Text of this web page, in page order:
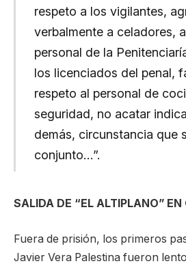
respeto a los vigilantes,
verbalmente a celadores,
personal de la
los licenciados del penal,
respeto al personal de
seguridad, no acatar
demás, circunstancia que
conjunto…”.
SALIDA DE “EL ALTIPLANO”
Fuera de prisión, los primeros
Javier Vera Palestina fueron